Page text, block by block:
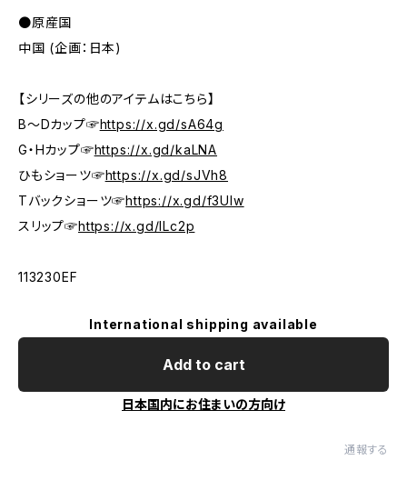
●原産国
中国 (企画：日本)
【シリーズの他のアイテムはこちら】
B～Dカップ☞https://x.gd/sA64g
G・Hカップ☞https://x.gd/kaLNA
ひもショーツ☞https://x.gd/sJVh8
Tバックショーツ☞https://x.gd/f3UIw
スリップ☞https://x.gd/ILc2p
113230EF
International shipping available
Add to cart
日本国内にお住まいの方向け
通報する